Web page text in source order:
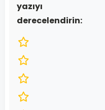
yazıyı
derecelendirin: